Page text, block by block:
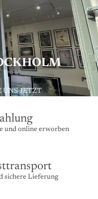
UNS JETZT
und online erworben
sichere Lieferung